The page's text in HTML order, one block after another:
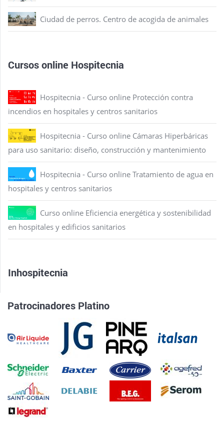
Ciudad de perros. Centro de acogida de animales
Cursos online Hospitecnia
Hospitecnia - Curso online Protección contra
incendios en hospitales y centros sanitarios
Hospitecnia - Curso online Cámaras Hiperbáricas
para uso sanitario: diseño, construcción y mantenimiento
Hospitecnia - Curso online Tratamiento de agua en
hospitales y centros sanitarios
Curso online Eficiencia energética y sostenibilidad
en hospitales y edificios sanitarios
Inhospitecnia
Patrocinadores Platino